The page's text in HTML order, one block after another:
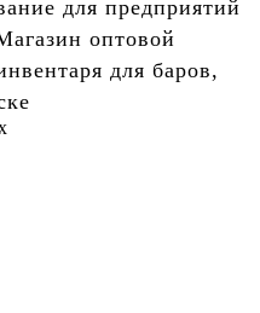
для предприятий
оптовой
для баров,